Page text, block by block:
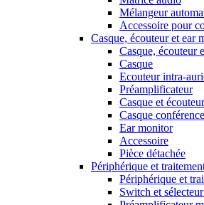
Mélangeur
Accessoire pour
Casque, écouteur et ear
Casque, écouteur
Casque
Ecouteur intra-
Préamplificateur
Casque et
Casque
Ear monitor
Accessoire
Pièce détachée
Périphérique et
Périphérique et
Switch et